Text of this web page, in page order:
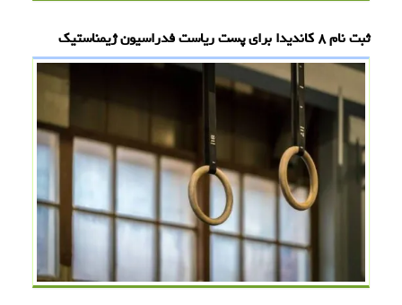
ثبت نام ۸ کاندیدا برای پست ریاست فدراسیون ژیمناستیک